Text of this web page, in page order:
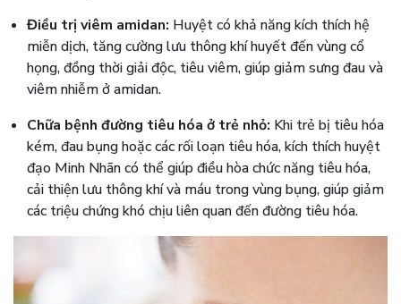
Điều trị viêm amidan: Huyệt có khả năng kích thích hệ
miễn dịch, tăng cường lưu thông khí huyết đến vùng cổ
họng, đồng thời giải độc, tiêu viêm, giúp giảm sưng đau và
viêm nhiễm ở amidan.
Chữa bệnh đường tiêu hóa ở trẻ nhỏ: Khi trẻ bị tiêu hóa
kém, đau bụng hoặc các rối loạn tiêu hóa, kích thích huyệt
đạo Minh Nhãn có thể giúp điều hòa chức năng tiêu hóa,
cải thiện lưu thông khí và máu trong vùng bụng, giúp giảm
các triệu chứng khó chịu liên quan đến đường tiêu hóa.